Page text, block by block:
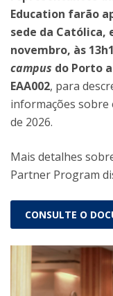
Education farão
sede da Católica,
novembro, às
campus do Porto
EAA002, para
informações sobre
de 2026.
Mais detalhes
Partner Program
CONSULTE O